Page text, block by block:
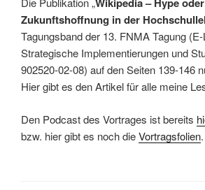
Zukunftshoffnung in der
Tagungsband der 13. FNMA Tagung
Strategische Implementierungen und
902520-02-08) auf den Seiten 139-146
Hier gibt es den Artikel für alle meine
Den Podcast des Vortrages ist bereits
bzw. hier gibt es noch dieVortragsfolien.